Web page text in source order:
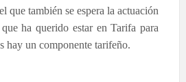
que también se espera la actuación
ha querido estar en Tarifa para
hay un componente tarifeño.